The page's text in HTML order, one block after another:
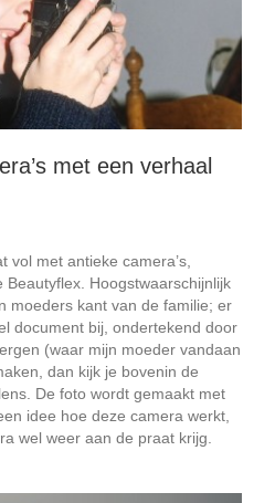
met een verhaal
vol met antieke camera’s,
Hoogstwaarschijnlijk
moeders kant van de familie; er
document bij, ondertekend door
(waar mijn moeder vandaan
dan kijk je bovenin de
De foto wordt gemaakt met
idee hoe deze camera werkt,
wel weer aan de praat krijg.